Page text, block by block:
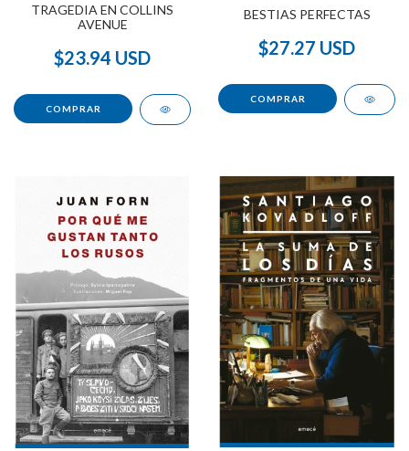
TRAGEDIA EN COLLINS
AVENUE
$23.94 USD
BESTIAS PERFECTAS
$27.27 USD